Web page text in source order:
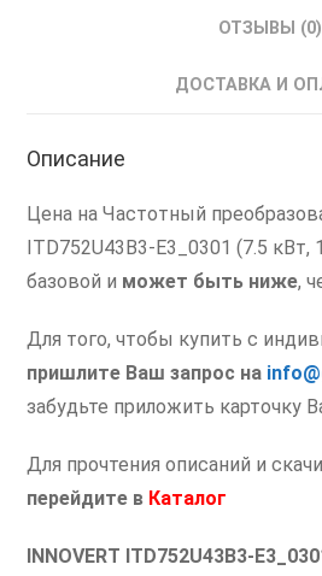
ОТЗЫВЫ (0)
ДОСТАВКА И
Описание
Цена на Частотный
ITD752U43B3-E3_0301 (7.5 кВт,
базовой и может быть ниже,
Для того, чтобы купить с
пришлите Ваш запрос на
забудьте приложить карточку
Для прочтения описаний и
перейдите в Каталог
INNOVERT ITD752U43B3-